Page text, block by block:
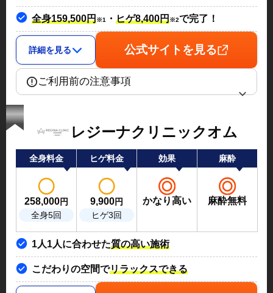
全身159,500円※1 ・ヒゲ8,400円※2で完了！
詳細を見る 公式サイトを見る
ご利用前の注意事項
レジーナクリニックオム
全身料金 ヒゲ料金 効果 麻酔
258,000円
全身5回
9,900円
ヒゲ3回
かなり高い 麻酔無料
1人1人に合わせた質の高い施術
こだわりの空間でリラックスできる